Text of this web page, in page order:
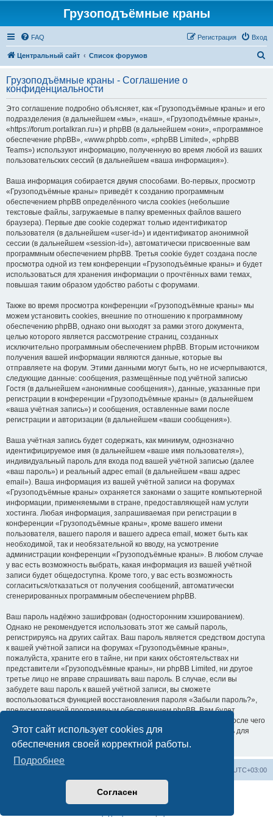
Этот сайт использует cookies для
обеспечения своей корректной работы.
Подробнее
Согласен
Грузоподъёмные краны
FAQ Вход
Регистрация
Центральный сайт Список форумов
с
Грузоподъёмные краны - Соглашение о
конфиденциальности
Это соглашение подробно объясняет, как «Грузоподъёмные краны» и его
подразделения (в дальнейшем «мы», «наш», «Грузоподъёмные краны»,
«https://forum.portalkran.ru») и phpBB (в дальнейшем «они», «программное
обеспечение phpBB», «www.phpbb.com», «phpBB Limited», «phpBB
Teams») используют информацию, полученную во время любой из ваших
пользовательских сессий (в дальнейшем «ваша информация»).
Ваша информация собирается двумя способами. Во-первых, просмотр
«Грузоподъёмные краны» приведёт к созданию программным
обеспечением phpBB определённого числа cookies (небольшие
текстовые файлы, загружаемые в папку временных файлов вашего
браузера). Первые две cookie содержат только идентификатор
пользователя (в дальнейшем «user-id») и идентификатор анонимной
сессии (в дальнейшем «session-id»), автоматически присвоенные вам
программным обеспечением phpBB. Третья cookie будет создана после
просмотра одной из тем конференции «Грузоподъёмные краны» и будет
использоваться для хранения информации о прочтённых вами темах,
повышая таким образом удобство работы с форумами.
Также во время просмотра конференции «Грузоподъёмные краны» мы
можем установить cookies, внешние по отношению к программному
обеспечению phpBB, однако они выходят за рамки этого документа,
целью которого является рассмотрение страниц, созданных
исключительно программным обеспечением phpBB. Вторым источником
получения вашей информации являются данные, которые вы
отправляете на форум. Этими данными могут быть, но не исчерпываются,
следующие данные: сообщения, размещённые под учётной записью
Гостя (в дальнейшем «анонимные сообщения»), данные, указанные при
регистрации в конференции «Грузоподъёмные краны» (в дальнейшем
«ваша учётная запись») и сообщения, оставленные вами после
регистрации и авторизации (в дальнейшем «ваши сообщения»).
Ваша учётная запись будет содержать, как минимум, однозначно
идентифицируемое имя (в дальнейшем «ваше имя пользователя»),
индивидуальный пароль для входа под вашей учётной записью (далее
«ваш пароль») и реальный адрес email (в дальнейшем «ваш адрес
email»). Ваша информация из вашей учётной записи на форумах
«Грузоподъёмные краны» охраняется законами о защите компьютерной
информации, применяемыми в стране, предоставляющей нам услуги
хостинга. Любая информация, запрашиваемая при регистрации в
конференции «Грузоподъёмные краны», кроме вашего имени
пользователя, вашего пароля и вашего адреса email, может быть как
необходимой, так и необязательной ко вводу, на усмотрение
администрации конференции «Грузоподъёмные краны». В любом случае
у вас есть возможность выбрать, какая информация из вашей учётной
записи будет общедоступна. Кроме того, у вас есть возможность
согласиться/отказаться от получения сообщений, автоматически
сгенерированных программным обеспечением phpBB.
Ваш пароль надёжно зашифрован (односторонним хэшированием).
Однако не рекомендуется использовать этот же самый пароль,
регистрируясь на других сайтах. Ваш пароль является средством доступа
к вашей учётной записи на форумах «Грузоподъёмные краны»,
пожалуйста, храните его в тайне, ни при каких обстоятельствах ни
представители «Грузоподъёмные краны», ни phpBB Limited, ни другое
третье лицо не вправе спрашивать ваш пароль. В случае, если вы
забудете ваш пароль к вашей учётной записи, вы сможете
воспользоваться функцией восстановления пароля «Забыли пароль?»,
предусмотренной программным обеспечением phpBB. Вам будет
необходимо ввести ваше имя пользователя и ваш адрес email, после чего
программное обеспечение phpBB сгенерирует вам новый пароль для
вашей учётной записи.
UTC+03:00
Создано на основеphpBB® Forum Software © phpBB Limited
Русская поддержка phpBB